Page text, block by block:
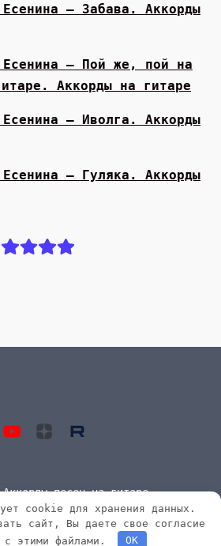
— Забава. Аккорды
Есенина — Пой же, пой на
Аккорды на гитаре
— Иволга. Аккорды
— Гуляка. Аккорды
песен на гитаре
cookie для хранения данных.
сайт, Вы даете свое согласие
с этими файлами.
OK